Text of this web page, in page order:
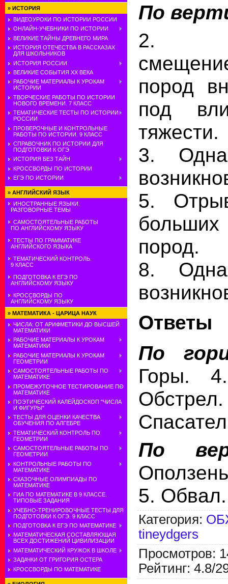
» ИСТОРИЯ
ВИДЕОУРОКИ ПО ИСТОРИИ РОССИИ
ОНЛАЙН-УЧЕБНИКИ ПО ИСТОРИИ
ВЕЛИКИЕ ТАЙНЫ ДРЕВНЕГО МИРА
ИСТОРИЯ ОТЕЧЕСТВА В РАССКАЗАХ
ДЛЯ ШКОЛЬНИКОВ
ИСТОРИЯ РОССИИ
ВЕЛИКИЕ СОБЫТИЯ ХХ ВЕКА
РАБОЧИЕ МАТЕРИАЛЫ К УРОКАМ
ИСТОРИИ
ТВОРЧЕСКИЕ РАБОТЫ ПО ИСТОРИИ
НОВОГО ВРЕМЕНИ. 7 КЛАСС
ТЕМАТИЧЕСКИЕ ТЕСТЫ ПО ИСТОРИИ
РОССИИ
ПРОВЕРОЧНЫЕ И КОНТРОЛЬНЫЕ
РАБОТЫ ПО ИСТОРИИ. 9 КЛАСС
СПРАВОЧНИК ПО ИСТОРИИ ДЛЯ
ПОДГОТОВКИ К ОГЭ
ИСТОРИЯ БЕЗ ТАЙН
КРОССВОРДЫ ПО ИСТОРИИ
ЕГЭ ПО ИСТОРИИ
» АНГЛИЙСКИЙ ЯЗЫК
ИНОСТРАННЫЕ ЯЗЫКИ.
РАЗГОВОРНЫЕ ТЕМЫ
САМОСТОЯТЕЛЬНЫЕ РАБОТЫ
ПО АНГЛИЙСКОМУ ЯЗЫКУ
ТЕСТЫ ПО ГРАММАТИКЕ
АНГЛИЙСКОГО ЯЗЫКА
ТЕМАТИЧЕСКИЙ КОНТРОЛЬ.
9 КЛАСС
ПОДГОТОВКА К ЕГЭ ПО
АНГЛИЙСКОМУ ЯЗЫКУ
КРОССВОРДЫ ПО
АНГЛИЙСКОМУ ЯЗЫКУ
» МАТЕМАТИКА - ЦАРИЦА НАУК
ЧИСЛА: ОТ АРИФМЕТИКИ ДО ВЫСШЕЙ
МАТЕМАТИКИ
РАБОЧИЕ МАТЕРИАЛЫ К УРОКАМ
МАТЕМАТИКИ
РАБОЧИЕ МАТЕРИАЛЫ К УРОКАМ
ГЕОМЕТРИИ
САМОСТОЯТЕЛЬНЫЕ РАБОТЫ ПО
МАТЕМАТИКЕ
ПРОМЕЖУТОЧНОЕ ТЕСТИРОВАНИЕ ПО
МАТЕМАТИКЕ
ПОЭТИЧЕСКИЙ КАЛЕЙДОСКОП "ЧИСЛА
И ФИГУРЫ"
ТЕСТЫ ДЛЯ ОЦЕНКИ КАЧЕСТВА
ОБУЧЕНИЯ ПО АЛГЕБРЕ
ТЕМАТИЧЕСКИЙ КОНТРОЛЬ ПО
ГЕОМЕТРИИ
САМОСТОЯТЕЛЬНЫЕ РАБОТЫ ПО
ГЕОМЕТРИИ
КОНТРОЛЬНЫЕ РАБОТЫ ПО
МАТЕМАТИКЕ
СКАЗОЧНЫЕ ОЛИМПИАДЫ ПО
МАТЕМАТИКЕ
ГИА ПО МАТЕМАТИКЕ В 9 КЛАССЕ.
ТИПОВЫЕ ЗАДАНИЯ
УЧЕБНО-ТРЕНИРОВОЧНЫЕ ТЕСТЫ ДЛЯ
ПОДГОТОВКИ К ОГЭ. 9 КЛАСС
ПОДГОТОВКА К ЕГЭ ПО МАТЕМАТИКЕ
МАТЕМАТИЧЕСКАЯ СОСТАВЛЯЮЩАЯ
ВСЕХ ДОСТИЖЕНИЙ ЦИВИЛИЗАЦИИ
МАТЕМАТИЧЕСКИЙ КРУЖОК В ШКОЛЕ
ЗАДАЧКИ ОТ ГРИГОРИЯ ОСТЕРА
КРОССВОРДЫ ПО МАТЕМАТИКЕ
По
2.
пород
под
тяжести.
3.
5.
пород.
8.
Ответы
По
Горы.
По
5.
Категория:
tineydgers
Просмотров:
Рейтинг: 4.8/